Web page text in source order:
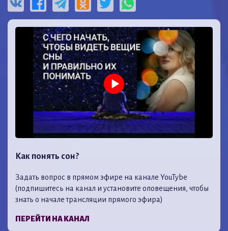
Как понять сон?
Задать вопрос в прямом эфире на канале YouTybe
(подпишитесь на канал и установите оповещения, чтобы
знать о начале трансляции прямого эфира)
ПЕРЕЙТИ НА КАНАЛ